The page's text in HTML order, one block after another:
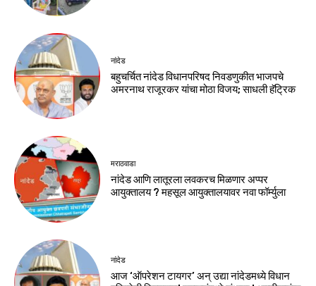
नांदेड
बहुचर्चित नांदेड विधानपरिषद निवडणुकीत भाजपचे
अमरनाथ राजूरकर यांचा मोठा विजय; साधली हॅट्रिक
मराठवाडा
नांदेड आणि लातूरला लवकरच मिळणार अप्पर
आयुक्तालय ? महसूल आयुक्तालयावर नवा फॉर्म्युला
नांदेड
आज ‘ऑपरेशन टायगर’ अन् उद्या नांदेडमध्ये विधान